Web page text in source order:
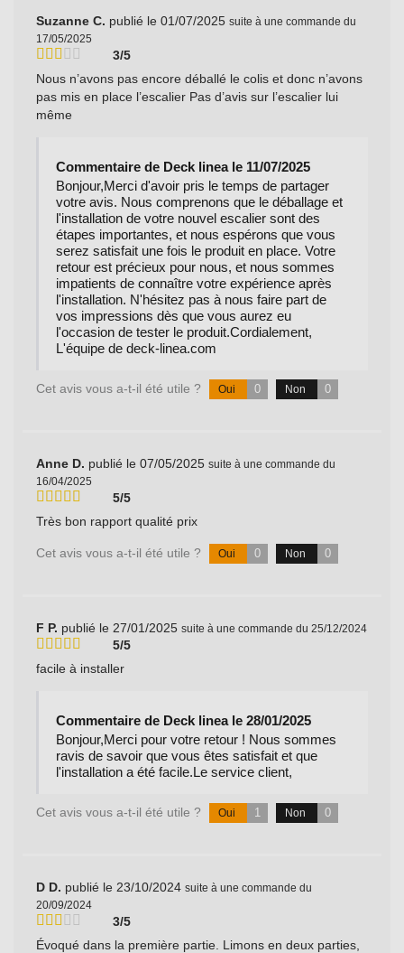
Suzanne C. publié le 01/07/2025 suite à une commande du
17/05/2025
3/5
Nous n’avons pas encore déballé le colis et donc n’avons
pas mis en place l’escalier Pas d’avis sur l’escalier lui
même
Commentaire de Deck linea le 11/07/2025
Bonjour,Merci d'avoir pris le temps de partager
votre avis. Nous comprenons que le déballage et
l'installation de votre nouvel escalier sont des
étapes importantes, et nous espérons que vous
serez satisfait une fois le produit en place. Votre
retour est précieux pour nous, et nous sommes
impatients de connaître votre expérience après
l'installation. N'hésitez pas à nous faire part de
vos impressions dès que vous aurez eu
l'occasion de tester le produit.Cordialement,
L'équipe de deck-linea.com
Cet avis vous a-t-il été utile ? Oui 0 Non 0
Anne D. publié le 07/05/2025 suite à une commande du
16/04/2025
5/5
Très bon rapport qualité prix
Cet avis vous a-t-il été utile ? Oui 0 Non 0
F P. publié le 27/01/2025 suite à une commande du 25/12/2024
5/5
facile à installer
Commentaire de Deck linea le 28/01/2025
Bonjour,Merci pour votre retour ! Nous sommes
ravis de savoir que vous êtes satisfait et que
l'installation a été facile.Le service client,
Cet avis vous a-t-il été utile ? Oui 1 Non 0
D D. publié le 23/10/2024 suite à une commande du
20/09/2024
3/5
Évoqué dans la première partie. Limons en deux parties,